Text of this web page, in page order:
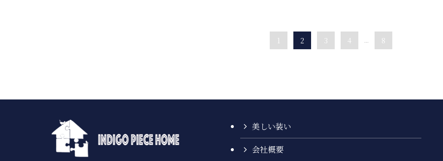
1 2 3 4 ... 8
美しい装い
会社概要